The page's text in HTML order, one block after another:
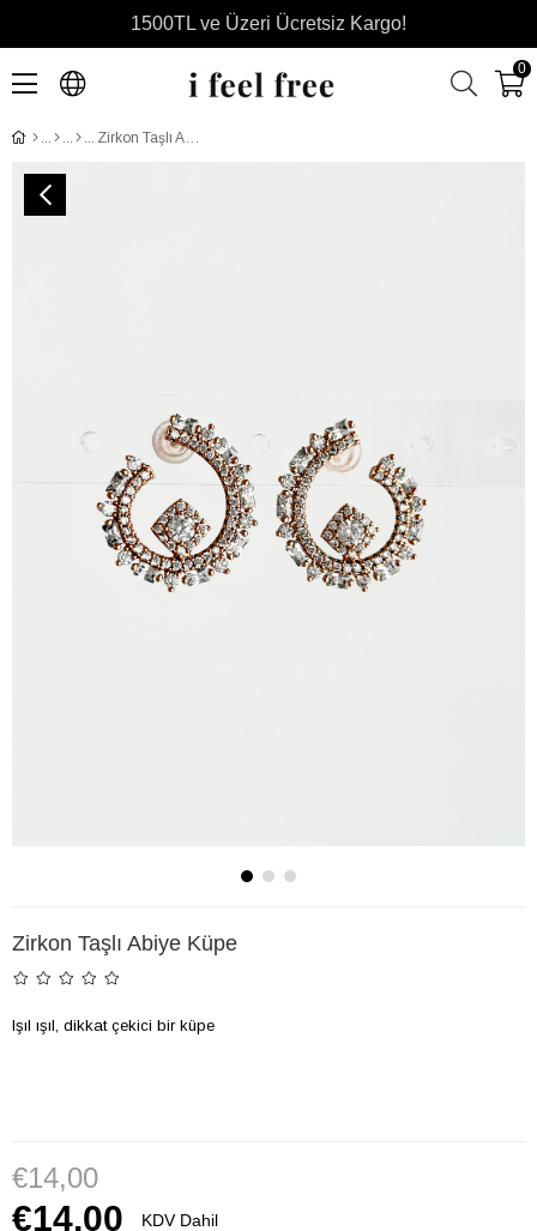
1500TL ve Üzeri Ücretsiz Kargo!
0
Zirkon Taşlı Abiye Küpe
Zirkon Taşlı Abiye Küpe
Işıl ışıl, dikkat çekici bir küpe
€14,00
KDV Dahil
€14,00